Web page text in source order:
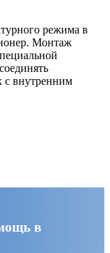
режима в
Монтаж
с внутренним
в